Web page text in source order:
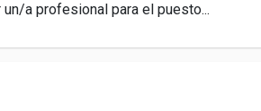
a profesional para el puesto...